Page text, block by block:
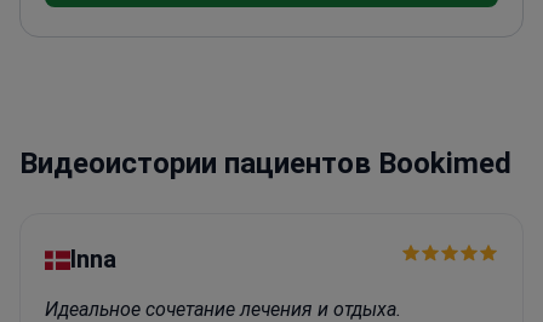
Сингапуре и продвинутые курсы по
конференции.<\/p>
Видеоистории пациентов Bookimed
Inna
Идеальное сочетание лечения и отдыха.